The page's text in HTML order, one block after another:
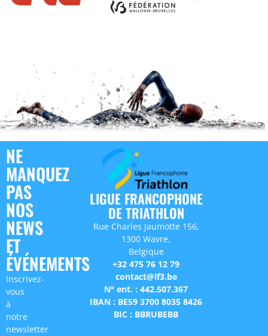
LIGUE FRANCOPHONE
DE TRIATHLON
Rue Charles Jaumotte 156,
1300 Wavre,
Belgique
+32 475 76 12 79
contact@lf3.be
N° ent. : 442.507.367
IBAN : BE59 3700 8035 8426
BIC : BBRUBEBB
NE
MANQUEZ
PAS
NOS
NEWS
ET
ÉVÉNEMENTS
Inscrivez-
vous
à
notre
newsletter